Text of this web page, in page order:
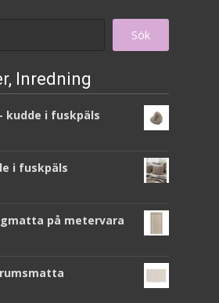
Sök
Inredning
kudde i fuskpäls
i fuskpäls
på metervara